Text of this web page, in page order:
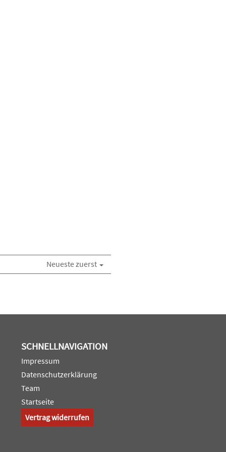
Neueste zuerst
SCHNELLNAVIGATION
Impressum
Datenschutzerklärung
Team
Startseite
Vertrag widerrufen